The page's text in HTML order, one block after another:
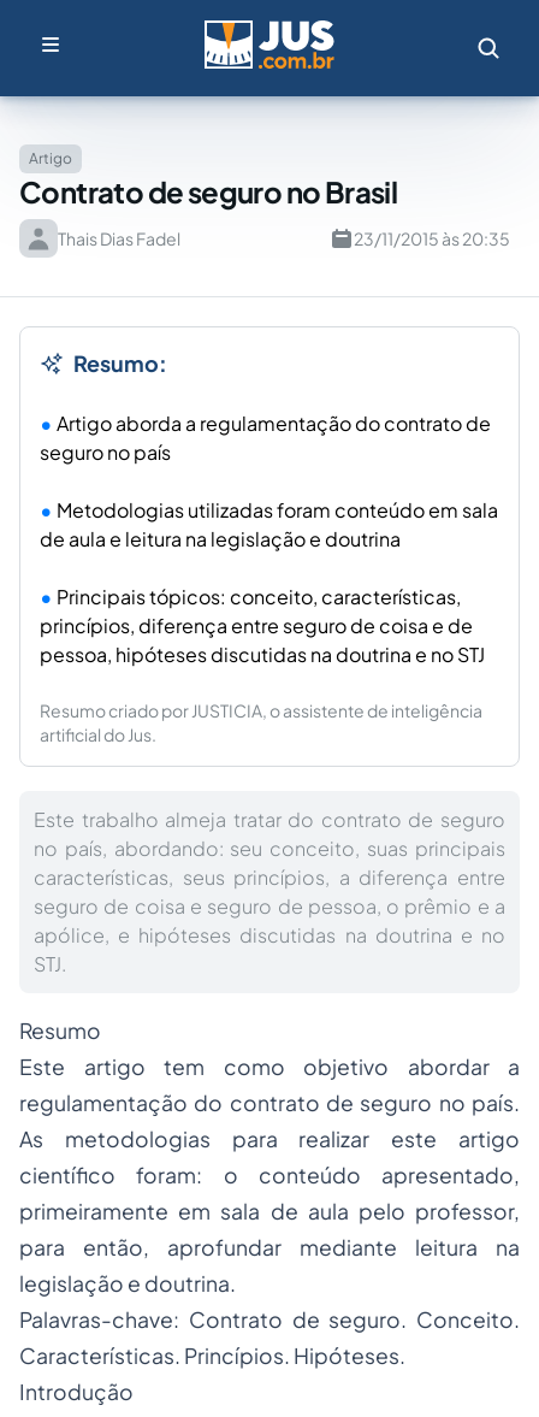
Artigo
Contrato de seguro no Brasil
Thais Dias Fadel 23/11/2015 às 20:35
Resumo:
Artigo aborda a regulamentação do contrato de
seguro no país
Metodologias utilizadas foram conteúdo em sala
de aula e leitura na legislação e doutrina
Principais tópicos: conceito, características,
princípios, diferença entre seguro de coisa e de
pessoa, hipóteses discutidas na doutrina e no STJ
Resumo criado por JUSTICIA, o assistente de inteligência
artificial do Jus.
Este trabalho almeja tratar do contrato de seguro
no país, abordando: seu conceito, suas principais
características, seus princípios, a diferença entre
seguro de coisa e seguro de pessoa, o prêmio e a
apólice, e hipóteses discutidas na doutrina e no
STJ.
Resumo
Este artigo tem como objetivo abordar a
regulamentação do contrato de seguro no país.
As metodologias para realizar este artigo
científico foram: o conteúdo apresentado,
primeiramente em sala de aula pelo professor,
para então, aprofundar mediante leitura na
legislação e doutrina.
Palavras-chave: Contrato de seguro. Conceito.
Características. Princípios. Hipóteses.
Introdução